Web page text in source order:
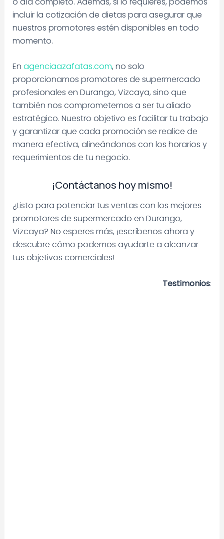
incluir la cotización de dietas para asegurar que
nuestros promotores estén disponibles en todo
momento.
En agenciaazafatas.com, no solo
proporcionamos promotores de supermercado
profesionales en Durango, Vizcaya, sino que
también nos comprometemos a ser tu aliado
estratégico. Nuestro objetivo es facilitar tu trabajo
y garantizar que cada promoción se realice de
manera efectiva, alineándonos con los horarios y
requerimientos de tu negocio.
¡Contáctanos hoy mismo!
¿Listo para potenciar tus ventas con los mejores
promotores de supermercado en Durango,
Vizcaya? No esperes más, ¡escríbenos ahora y
descubre cómo podemos ayudarte a alcanzar
tus objetivos comerciales!
Testimonios: